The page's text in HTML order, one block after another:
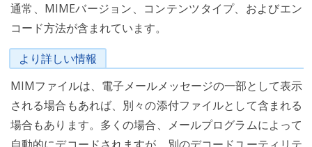
通常、MIMEバージョン、コンテンツタイプ、およびエン
コード方法が含まれています。
より詳しい情報
MIMファイルは、電子メールメッセージの一部として表示
される場合もあれば、別々の添付ファイルとして含まれる
場合もあります。多くの場合、メールプログラムによって